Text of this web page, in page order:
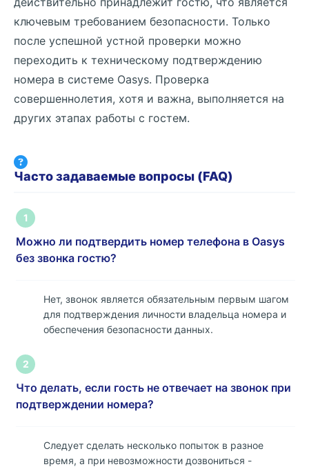
ключевым требованием безопасности. Только
после успешной устной проверки можно
переходить к техническому подтверждению
номера в системе Oasys. Проверка
совершеннолетия, хотя и важна, выполняется на
других этапах работы с гостем.
Часто задаваемые вопросы (FAQ)
1
Можно ли подтвердить номер телефона в Oasys
без звонка гостю?
Нет, звонок является обязательным первым шагом
для подтверждения личности владельца номера и
обеспечения безопасности данных.
2
Что делать, если гость не отвечает на звонок при
подтверждении номера?
Следует сделать несколько попыток в разное
время, а при невозможности дозвониться -